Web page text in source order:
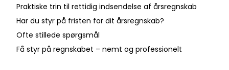
Praktiske trin til rettidig indsendelse af årsregnskab
Har du styr på fristen for dit årsregnskab?
Ofte stillede spørgsmål
Få styr på regnskabet – nemt og professionelt